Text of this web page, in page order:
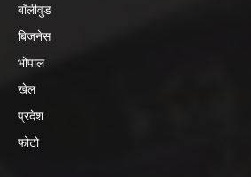
बॉलीवुड
बिजनेस
भोपाल
खेल
प्रदेश
फोटो